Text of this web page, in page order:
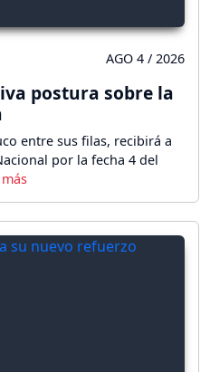
AGO 4 / 2026
postura sobre la
entre sus filas, recibirá a
por la fecha 4 del